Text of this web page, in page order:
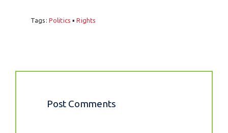
Tags: Politics ▪Rights
Post Comments